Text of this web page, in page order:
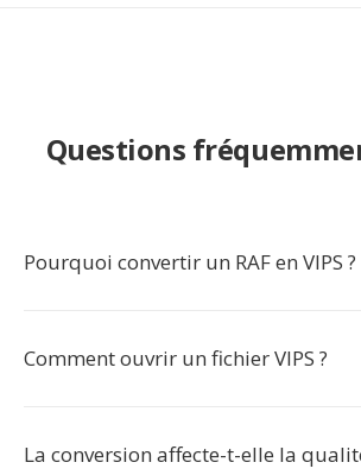
Questions
Pourquoi convertir un RAF en VIPS ?
Comment ouvrir un fichier VIPS ?
La conversion affecte-t-elle la